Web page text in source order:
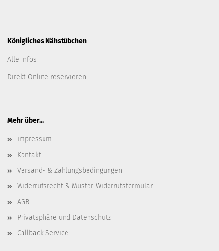
Königliches Nähstübchen
Alle Infos
Direkt Online reservieren
Mehr über...
Impressum
Kontakt
Versand- & Zahlungsbedingungen
Widerrufsrecht & Muster-Widerrufsformular
AGB
Privatsphäre und Datenschutz
Callback Service